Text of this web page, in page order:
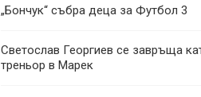
„Бончук“ събра деца за Футбол 3
Светослав Георгиев се завръща
треньор в Марек